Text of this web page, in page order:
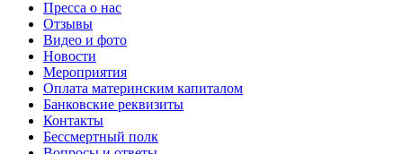
Пресса о нас
Отзывы
Видео и фото
Новости
Мероприятия
Оплата материнским капиталом
Банковские реквизиты
Контакты
Бессмертный полк